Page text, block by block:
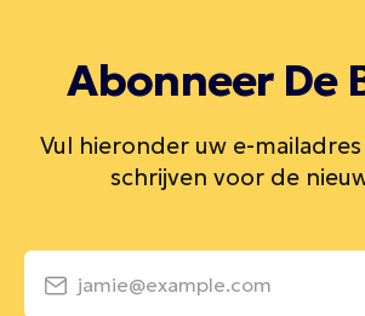
Abonneer De
Vul hieronder uw e-
schrijven voor de
jamie@example.com